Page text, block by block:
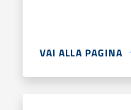
VAI ALLA PAGINA